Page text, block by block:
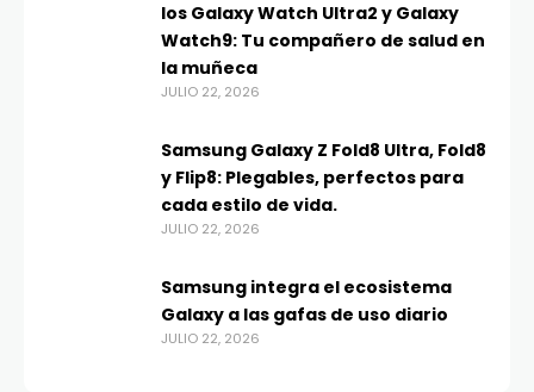
los Galaxy Watch Ultra2 y Galaxy
Watch9: Tu compañero de salud en
la muñeca
JULIO 22, 2026
Samsung Galaxy Z Fold8 Ultra, Fold8
y Flip8: Plegables, perfectos para
cada estilo de vida.
JULIO 22, 2026
Samsung integra el ecosistema
Galaxy a las gafas de uso diario
JULIO 22, 2026